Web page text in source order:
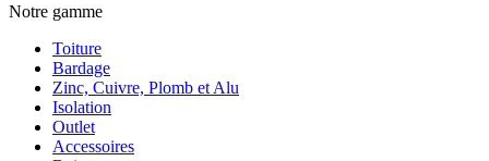
Notre gamme
Toiture
Bardage
Zinc, Cuivre, Plomb et Alu
Isolation
Outlet
Accessoires